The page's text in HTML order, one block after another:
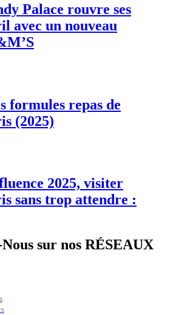
Palace rouvre ses
avec un nouveau
formules repas de
(2025)
2025, visiter
sans trop attendre :
sur nos RÉSEAUX